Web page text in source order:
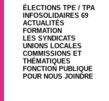
ÉLECTIONS TPE / TPA
INFOSOLIDAIRES 69
ACTUALITÉS
FORMATION
LES SYNDICATS
UNIONS LOCALES
COMMISSIONS ET
THÉMATIQUES
FONCTION PUBLIQUE
POUR NOUS JOINDRE